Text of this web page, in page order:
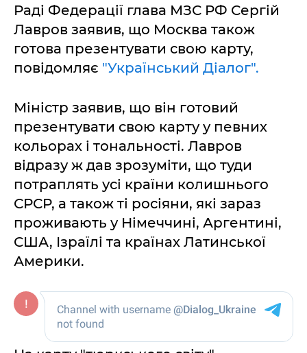
Раді Федерації глава МЗС РФ Сергій
Лавров заявив, що Москва також
готова презентувати свою карту,
повідомляє "Український Діалог".
Міністр заявив, що він готовий
презентувати свою карту у певних
кольорах і тональності. Лавров
відразу ж дав зрозуміти, що туди
потраплять усі країни колишнього
СРСР, а також ті росіяни, які зараз
проживають у Німеччині, Аргентині,
США, Ізраїлі та країнах Латинської
Америки.